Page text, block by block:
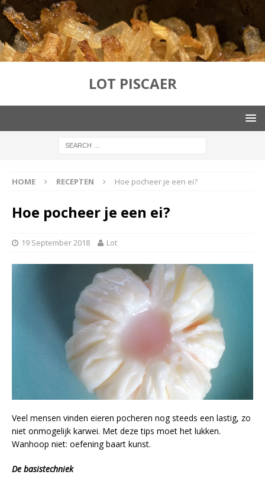
LOT PISCAER
HOME RECEPTEN Hoe pocheer je een ei?
Hoe pocheer je een ei?
19 September 2018 Lot
Veel mensen vinden eieren pocheren nog steeds een lastig, zo
niet onmogelijk karwei. Met deze tips moet het lukken.
Wanhoop niet: oefening baart kunst.
De basistechniek